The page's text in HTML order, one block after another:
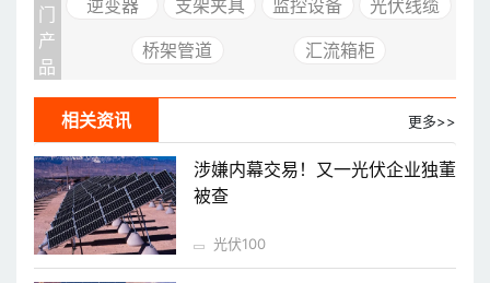
门
产
品
逆变器 支架夹具 监控设备 光伏线缆
桥架管道 汇流箱柜
相关资讯 更多>>
涉嫌内幕交易！又一光伏企业独董
被查
光伏100